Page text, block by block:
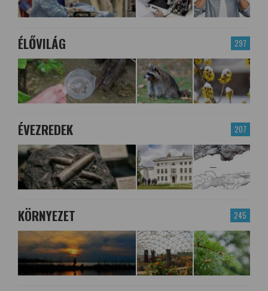
297
ÉLŐVILÁG
207
ÉVEZREDEK
245
KÖRNYEZET